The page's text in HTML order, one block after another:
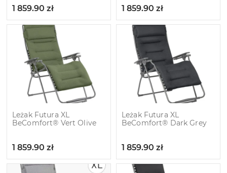
1 859.90 zł 1 859.90 zł
Leżak Futura XL
BeComfort® Vert Olive
1 859.90 zł
Leżak Futura XL
BeComfort® Dark Grey
1 859.90 zł